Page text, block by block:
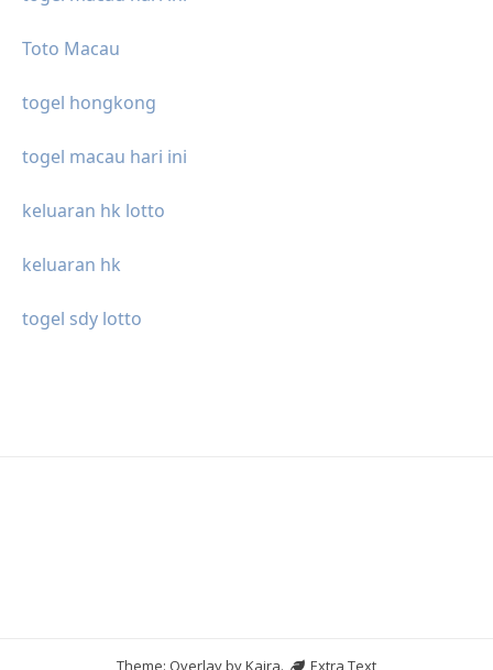
Toto Macau
togel hongkong
togel macau hari ini
keluaran hk lotto
keluaran hk
togel sdy lotto
Theme: Overlay byKaira. Extra Text